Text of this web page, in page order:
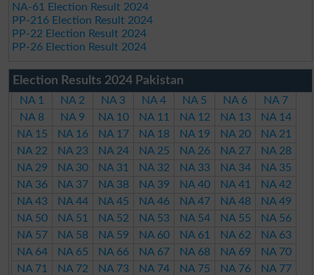
NA-61 Election Result 2024
PP-216 Election Result 2024
PP-22 Election Result 2024
PP-26 Election Result 2024
Election Results 2024 Pakistan
NA 1 NA 2 NA 3 NA 4 NA 5 NA 6
NA 7
NA 8
NA 9 NA 10 NA 11 NA 12 NA 13
NA 14
NA 15
NA 16 NA 17 NA 18 NA 19 NA 20
NA 21
NA 22
NA 23 NA 24 NA 25 NA 26 NA 27
NA 28
NA 29
NA 30 NA 31 NA 32 NA 33 NA 34
NA 35
NA 36
NA 37 NA 38 NA 39 NA 40 NA 41
NA 42
NA 43
NA 44 NA 45 NA 46 NA 47 NA 48
NA 49
NA 50
NA 51 NA 52 NA 53 NA 54 NA 55
NA 56
NA 57
NA 58 NA 59 NA 60 NA 61 NA 62
NA 63
NA 64
NA 65 NA 66 NA 67 NA 68 NA 69
NA 70
NA 71
NA 72 NA 73 NA 74 NA 75 NA 76
NA 77